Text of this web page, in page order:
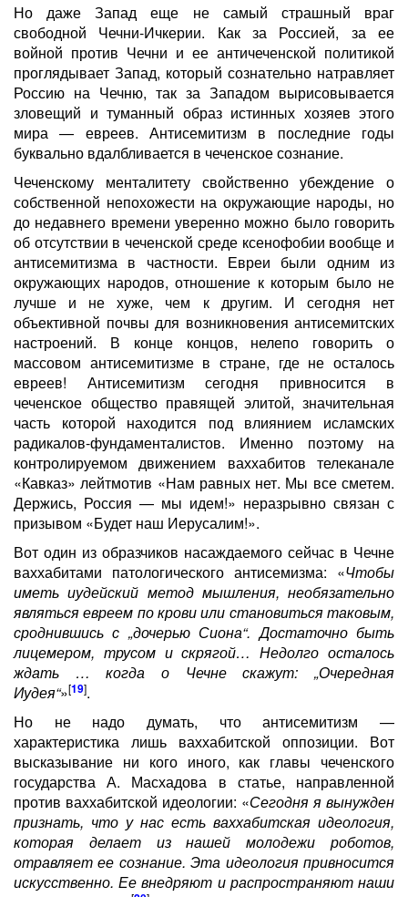
Но даже Запад еще не самый страшный враг
свободной Чечни-Ичкерии. Как за Россией, за ее
войной против Чечни и ее античеченской политикой
проглядывает Запад, который сознательно натравляет
Россию на Чечню, так за Западом вырисовывается
зловещий и туманный образ истинных хозяев этого
мира — евреев. Антисемитизм в последние годы
буквально вдалбливается в чеченское сознание.
Чеченскому менталитету свойственно убеждение о
собственной непохожести на окружающие народы, но
до недавнего времени уверенно можно было говорить
об отсутствии в чеченской среде ксенофобии вообще и
антисемитизма в частности. Евреи были одним из
окружающих народов, отношение к которым было не
лучше и не хуже, чем к другим. И сегодня нет
объективной почвы для возникновения антисемитских
настроений. В конце концов, нелепо говорить о
массовом антисемитизме в стране, где не осталось
евреев! Антисемитизм сегодня привносится в
чеченское общество правящей элитой, значительная
часть которой находится под влиянием исламских
радикалов-фундаменталистов. Именно поэтому на
контролируемом движением ваххабитов телеканале
«Кавказ» лейтмотив «Нам равных нет. Мы все сметем.
Держись, Россия — мы идем!» неразрывно связан с
призывом «Будет наш Иерусалим!».
Вот один из образчиков насаждаемого сейчас в Чечне
ваххабитами патологического антисемизма: «Чтобы
иметь иудейский метод мышления, необязательно
являться евреем по крови или становиться таковым,
сроднившись с „дочерью Сиона“. Достаточно быть
лицемером, трусом и скрягой… Недолго осталось
ждать … когда о Чечне скажут: „Очередная
Иудея“»[19].
Но не надо думать, что антисемитизм —
характеристика лишь ваххабитской оппозиции. Вот
высказывание ни кого иного, как главы чеченского
государства А. Масхадова в статье, направленной
против ваххабитской идеологии: «Сегодня я вынужден
признать, что у нас есть ваххабитская идеология,
которая делает из нашей молодежи роботов,
отравляет ее сознание. Эта идеология привносится
искусственно. Ее внедряют и распространяют наши